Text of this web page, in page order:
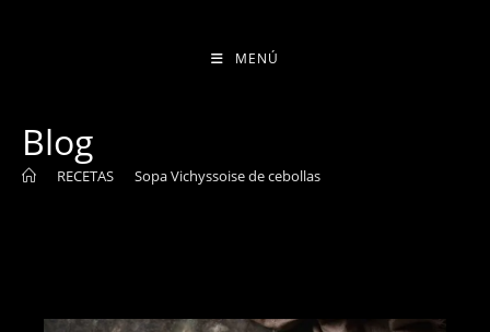
MENÚ
Blog
RECETAS Sopa Vichyssoise de cebollas